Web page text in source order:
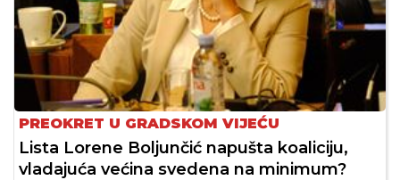
PREOKRET U GRADSKOM VIJEĆU
Lista Lorene Boljunčić napušta koaliciju,
vladajuća većina svedena na minimum?